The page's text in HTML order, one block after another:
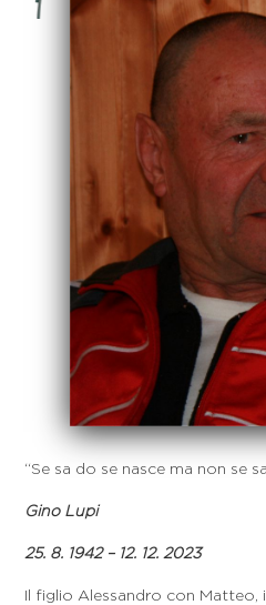
‘‘Se sa do se nasce ma non se
Gino Lupi
25. 8. 1942 – 12. 12. 2023
Il figlio Alessandro con Matteo,